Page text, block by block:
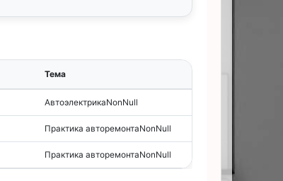
Тема
АвтоэлектрикаNonNull
Практика авторемонтаNonNull
Практика авторемонтаNonNull